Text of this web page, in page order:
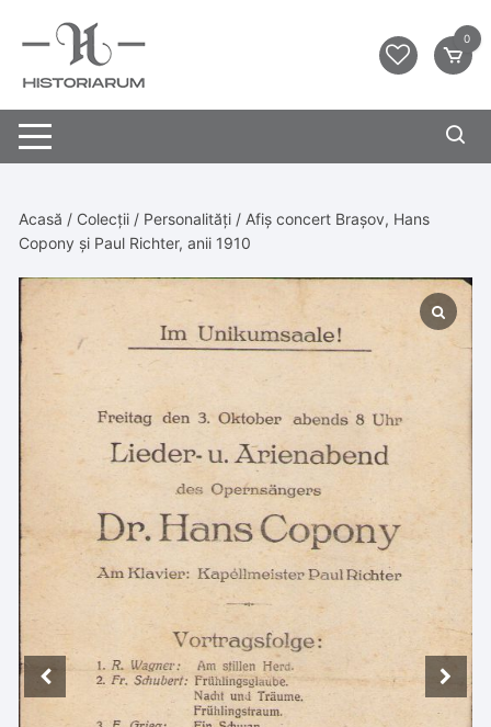
0
Acasă / Colecții / Personalități / Afiș concert Brașov, Hans
Copony și Paul Richter, anii 1910